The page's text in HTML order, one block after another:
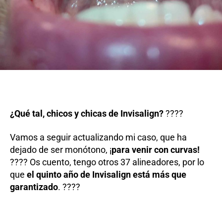
¿Qué tal, chicos y chicas de Invisalign?????
Vamos a seguir actualizando mi caso, que ha
dejado de ser monótono, ¡para venir con curvas!
???? Os cuento, tengo otros 37 alineadores, por lo
que el quinto año de Invisalign está más que
garantizado. ????